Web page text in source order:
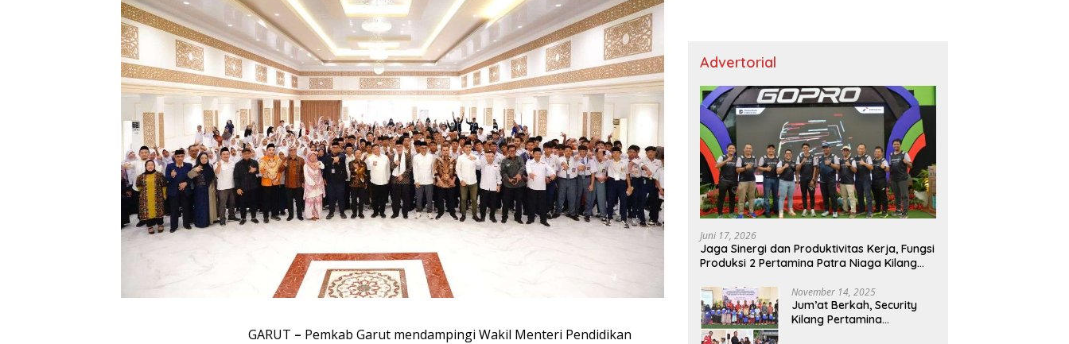
GARUT – Pemkab Garut mendampingi Wakil Menteri Pendidikan
Advertorial
Juni 17, 2026
Jaga Sinergi dan Produktivitas Kerja, Fungsi
Produksi 2 Pertamina Patra Niaga Kilang
November 14, 2025
Jum’at Berkah, Security
Kilang Pertamina